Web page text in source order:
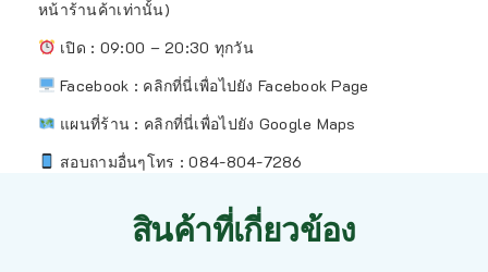
หน้าร้านค้าเท่านั้น)
เปิด : 09:00 – 20:30 ทุกวัน
Facebook : คลิกที่นี่เพื่อไปยัง Facebook Page
แผนที่ร้าน : คลิกที่นี่เพื่อไปยัง Google Maps
สอบถามอื่นๆโทร : 084-804-7286
สินค้าที่เกี่ยวข้อง